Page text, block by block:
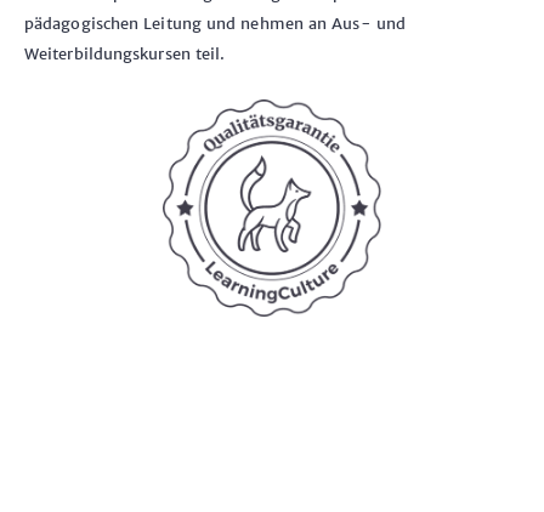
pädagogischen Leitung und nehmen an Aus- und
Weiterbildungskursen teil.